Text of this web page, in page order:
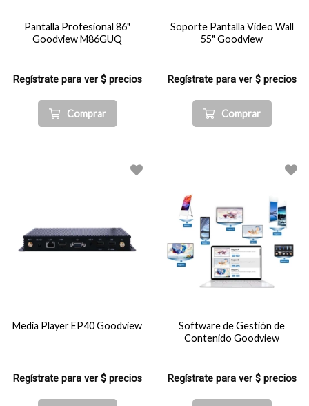
Pantalla Profesional 86"
Goodview M86GUQ
Regístrate para ver $ precios
Comprar
Soporte Pantalla Video Wall
55" Goodview
Regístrate para ver $ precios
Comprar
Media Player EP40 Goodview
Regístrate para ver $ precios
Software de Gestión de
Contenido Goodview
Regístrate para ver $ precios